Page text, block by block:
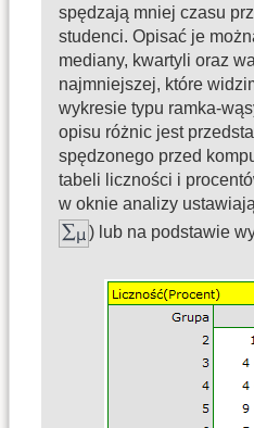
spędzają mniej czasu
studenci. Opisać je
mediany, kwartyli oraz
najmniejszej, które
wykresie typu ramka-
opisu różnic jest
spędzonego przed
tabeli liczności i
w oknie analizy
) lub na podstawie